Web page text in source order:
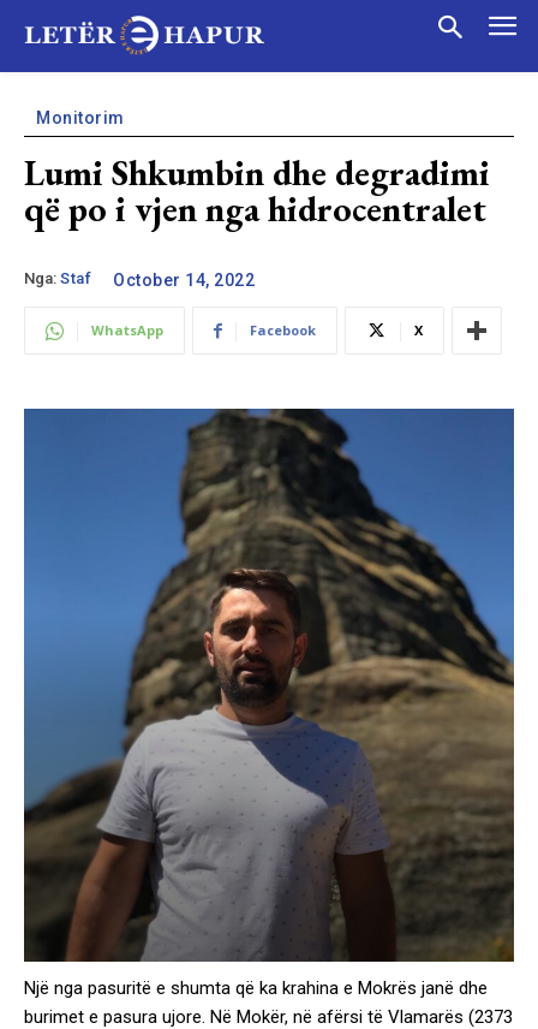
Monitorim
Lumi Shkumbin dhe degradimi
që po i vjen nga hidrocentralet
Nga: Staf October 14, 2022
WhatsApp Facebook X
Një nga pasuritë e shumta që ka krahina e Mokrës janë dhe
burimet e pasura ujore. Në Mokër, në afërsi të Vlamarës (2373